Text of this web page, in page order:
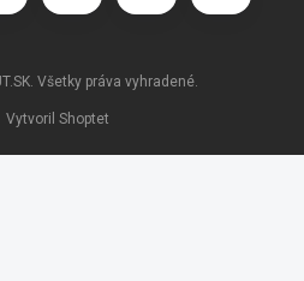
Vytvoril Shoptet
. Všetky práva vyhradené.